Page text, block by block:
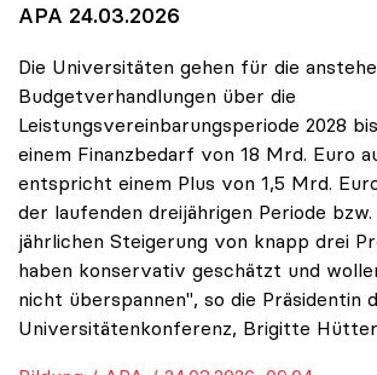
APA 24.03.2026
Die Universitäten gehen für die
Budgetverhandlungen über die
Leistungsvereinbarungsperiode 2028
einem Finanzbedarf von 18 Mrd. Euro
entspricht einem Plus von 1,5 Mrd.
der laufenden dreijährigen Periode bzw.
jährlichen Steigerung von knapp drei
haben konservativ geschätzt und
nicht überspannen", so die Präsidentin
Universitätenkonferenz, Brigitte